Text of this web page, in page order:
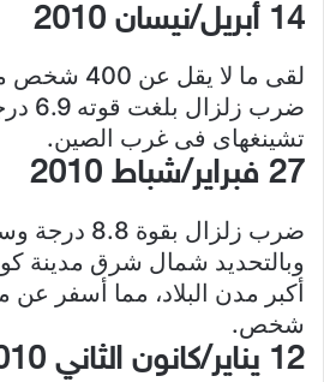
14 أبريل/نيسان 2010
لقى ما لا
ضرب
تشينغهاى فى غرب الصين.
27 فبراير/شباط 2010
ضرب زلزال
وبالتحديد شمال شرق مدينة
شخص.
12 يناير/كانون الثاني 2010